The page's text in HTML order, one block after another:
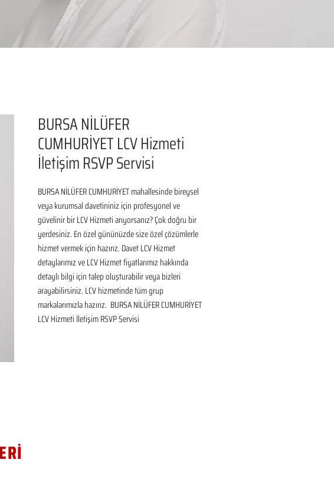
BURSA NİLÜFER
CUMHURİYET LCV Hizmeti
İletişim RSVP Servisi
BURSA NİLÜFER CUMHURİYET mahallesinde bireysel
veya kurumsal davetininiz için profesyonel ve
güvelinir bir LCV Hizmeti arıyorsanız? Çok doğru bir
yerdesiniz. En özel gününüzde size özel çözümlerle
hizmet vermek için hazırız. Davet LCV Hizmet
detaylarımız ve LCV Hizmet fiyatlarımız hakkında
detaylı bilgi için talep oluşturabilir veya bizleri
arayabilirsiniz. LCV hizmetinde tüm grup
markalarımızla hazırız.  BURSA NİLÜFER CUMHURİYET
LCV Hizmeti İletişim RSVP Servisi